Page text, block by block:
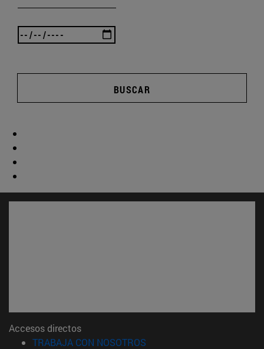
BUSCAR
Accesos directos
TRABAJA CON NOSOTROS